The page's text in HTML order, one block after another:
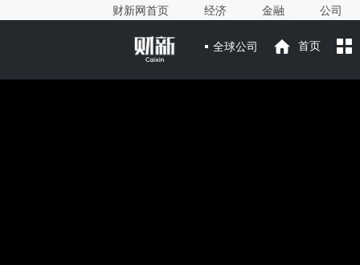
财新网首页 经济 金融 公司
全球公司 首页